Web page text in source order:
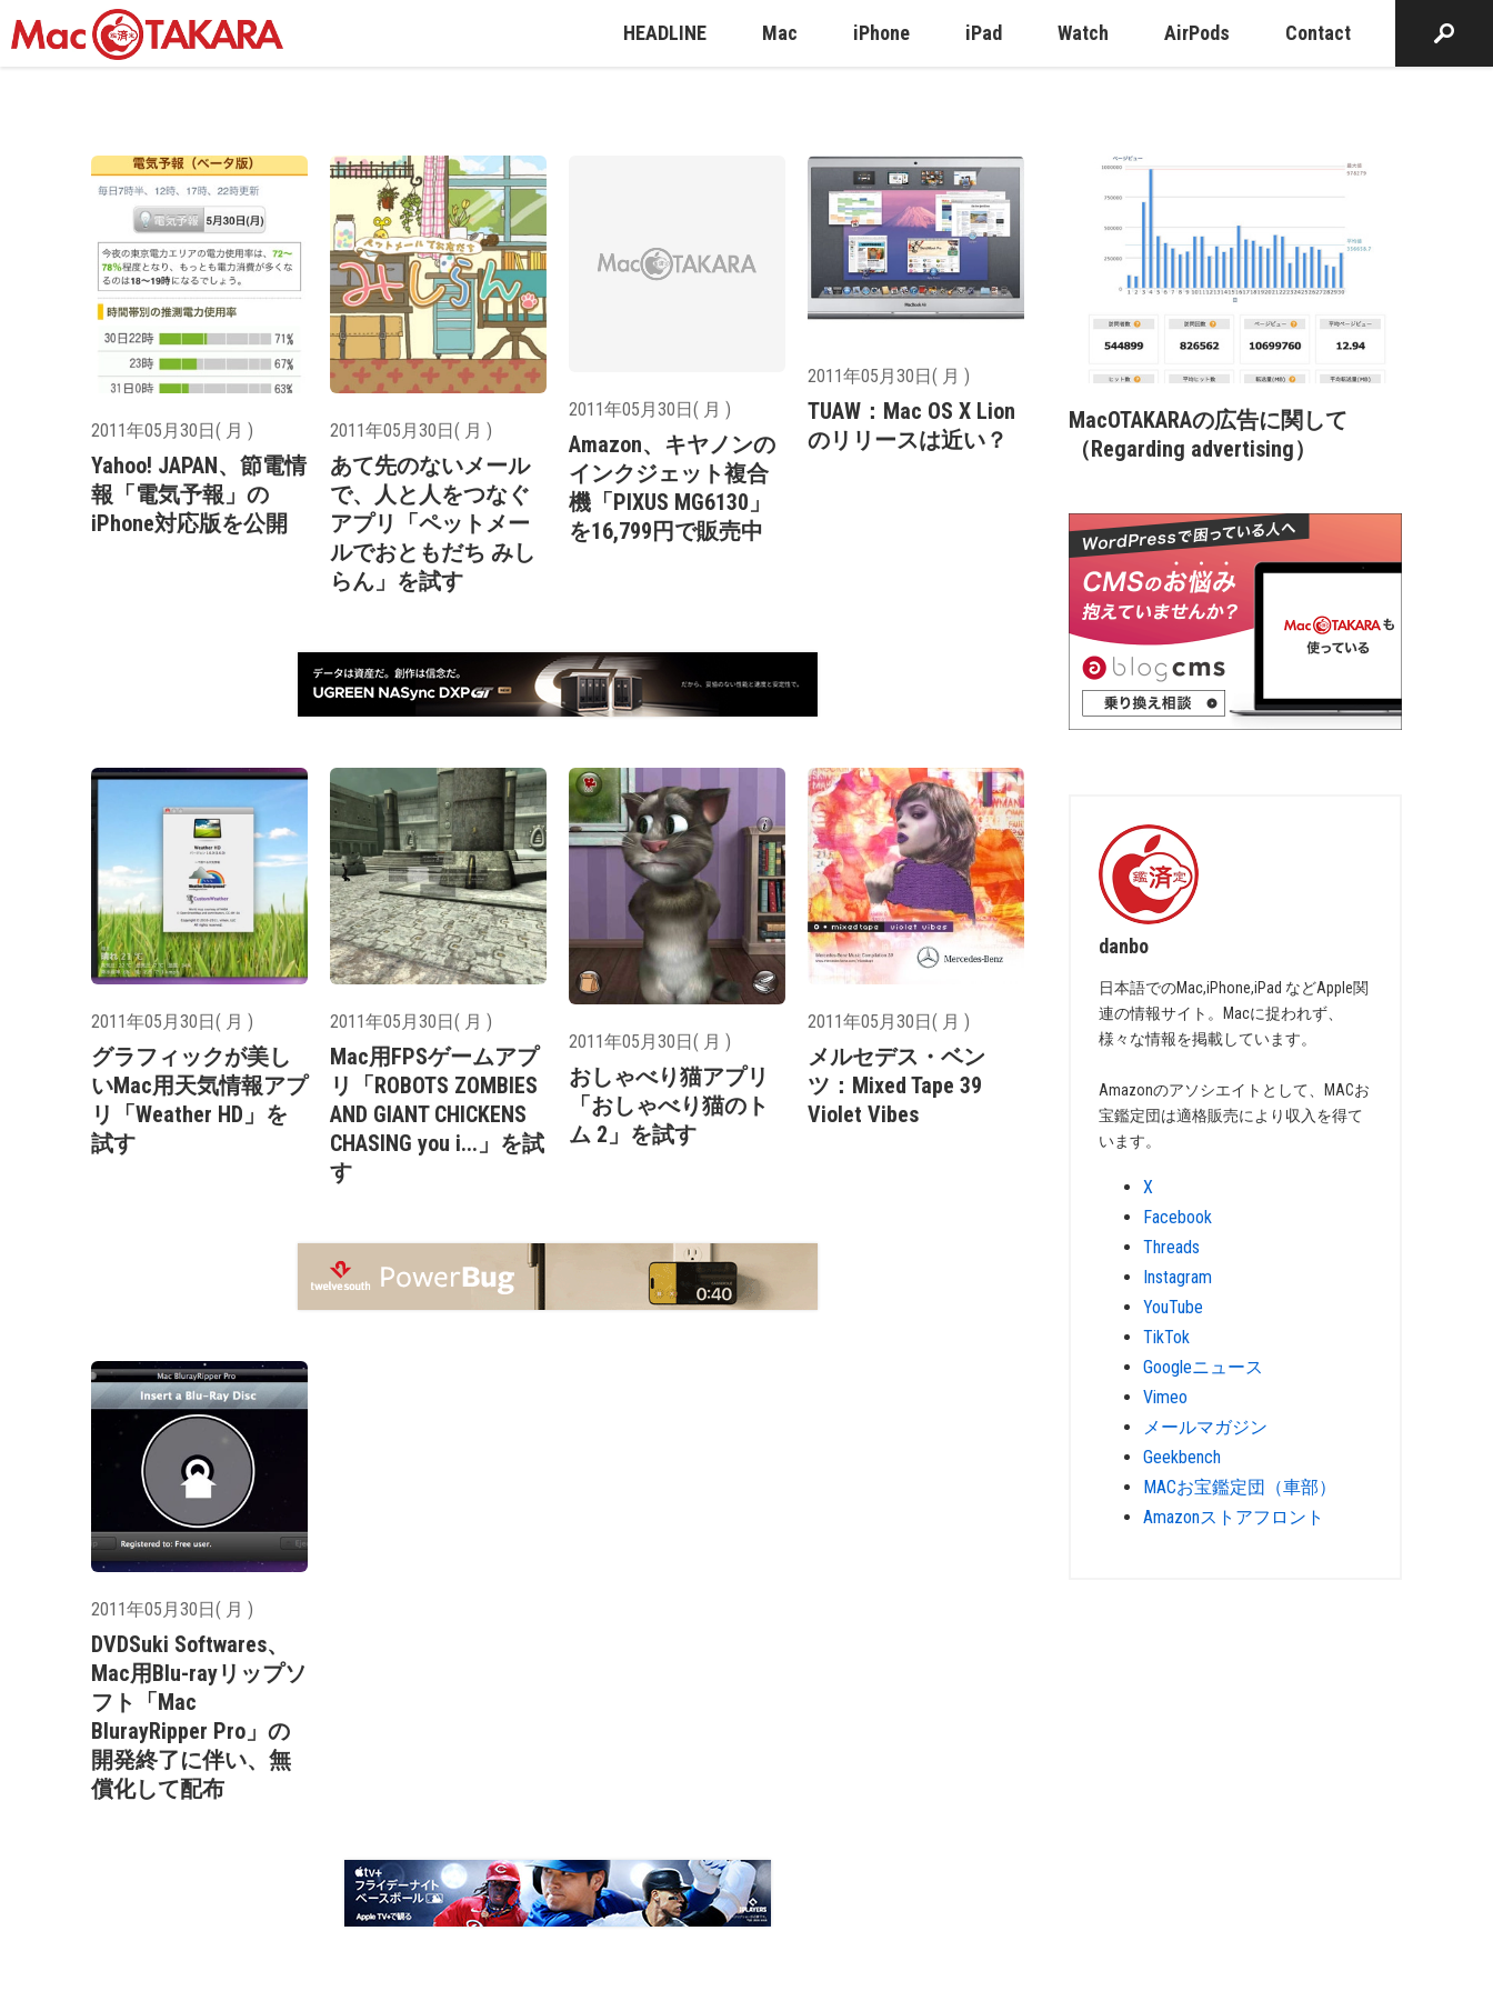
HEADLINE Mac iPhone iPad Watch AirPods Contact
2011年05月30日( 月 )
Yahoo! JAPAN、節電情
報「電気予報」の
iPhone対応版を公開
2011年05月30日( 月 )
あて先のないメール
で、人と人をつなぐ
アプリ「ペットメー
ルでおともだち みし
らん」を試す
2011年05月30日( 月 )
Amazon、キヤノンの
インクジェット複合
機「PIXUS MG6130」
を16,799円で販売中
2011年05月30日( 月 )
TUAW：Mac OS X Lion
のリリースは近い？
2011年05月30日( 月 )
グラフィックが美し
いMac用天気情報アプ
リ「Weather HD」を
試す
2011年05月30日( 月 )
Mac用FPSゲームアプ
リ「ROBOTS ZOMBIES
AND GIANT CHICKENS
CHASING you i...」を試
す
2011年05月30日( 月 )
おしゃべり猫アプリ
「おしゃべり猫のト
ム 2」を試す
2011年05月30日( 月 )
メルセデス・ベン
ツ：Mixed Tape 39
Violet Vibes
2011年05月30日( 月 )
DVDSuki Softwares、
Mac用Blu-rayリップソ
フト「Mac
BlurayRipper Pro」の
開発終了に伴い、無
償化して配布
MacOTAKARAの広告に関して
（Regarding advertising）
danbo
日本語でのMac,iPhone,iPad などApple関
連の情報サイト。Macに捉われず、
様々な情報を掲載しています。
Amazonのアソシエイトとして、MACお
宝鑑定団は適格販売により収入を得て
います。
X
Facebook
Threads
Instagram
YouTube
TikTok
Googleニュース
Vimeo
メールマガジン
Geekbench
MACお宝鑑定団（車部）
Amazonストアフロント